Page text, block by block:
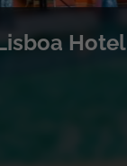
Hotel